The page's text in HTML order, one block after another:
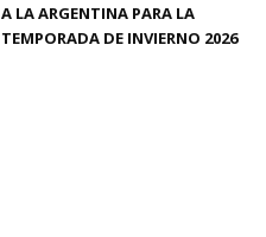
A LA ARGENTINA PARA LA
TEMPORADA DE INVIERNO 2026